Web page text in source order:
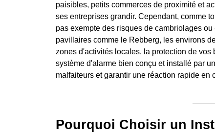
paisibles, petits commerces de proximité et
ses entreprises grandir. Cependant, comme
pas exempte des risques de cambriolages
pavillaires comme le Rebberg, les environs
zones d'activités locales, la protection de
système d'alarme bien conçu et installé par
malfaiteurs et garantir une réaction rapide en
Pourquoi Choisir un